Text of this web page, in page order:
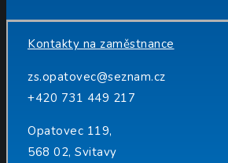
Kontakty na zaměstnance
zs.opatovec@seznam.cz
+420 731 449 217
Opatovec 119,
568 02, Svitavy